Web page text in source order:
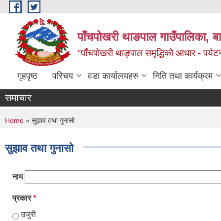
Skip to main content
पाँचपोखरी थाङपाल गाउँपालिका,
"पाँचपोखरी थाङ्पाल समृद्धिको आधार -
गृहपृष्ठ परिचय वडा कार्यालयहरु निति तथा कार्यक्रम
समाचार
You are here
Home » सुझाव तथा गुनासो
सुझाव तथा गुनासो
नाम
प्रकार*
उजुरी